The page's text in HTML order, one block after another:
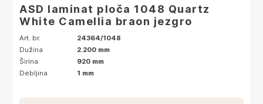
ASD laminat ploča 1048 Quartz
White Camellia braon jezgro
Art. br.
24364/1048
Dužina
2.200 mm
Širina
920 mm
Debljina
1 mm